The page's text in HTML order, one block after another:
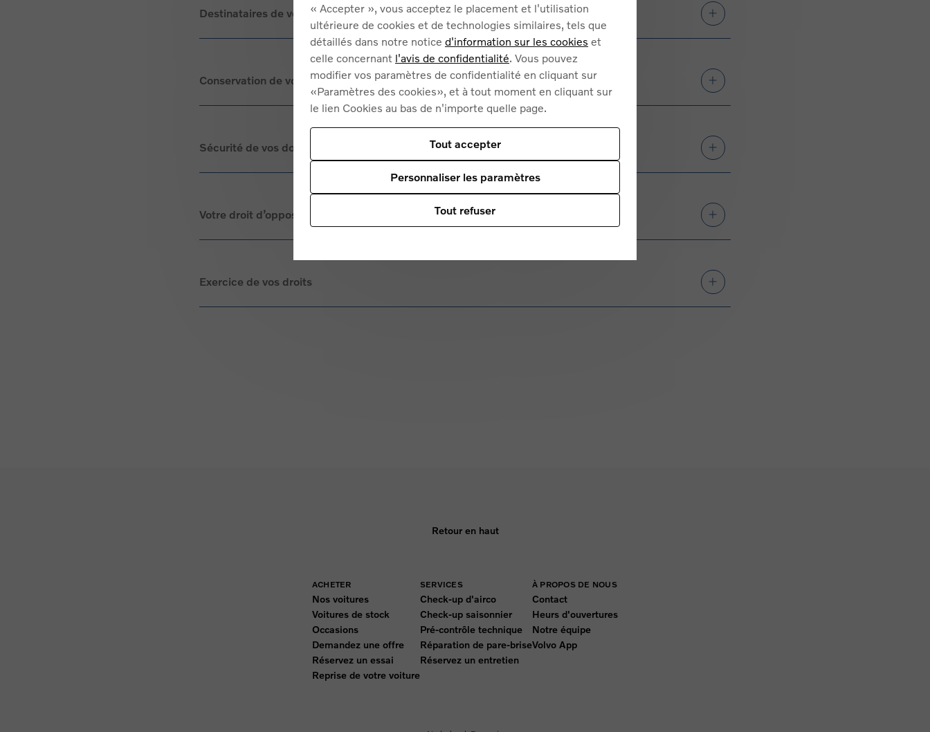
Destinataires de vos données
Conservation de vos données
Sécurité de vos données
Votre droit d’opposition
Exercice de vos droits
Retour en haut
ACHETER
Nos voitures
Voitures de stock
Occasions
Demandez une offre
Réservez un essai
Reprise de votre voiture
SERVICES
Check-up d'airco
Check-up saisonnier
Pré-contrôle technique
Réparation de pare-brise
Réservez un entretien
À PROPOS DE NOUS
Contact
Heurs d'ouvertures
Notre équipe
Volvo App
« Accepter », vous acceptez le placement et l'utilisation
ultérieure de cookies et de technologies similaires, tels que
détaillés dans notre notice d'information sur les cookies et
celle concernant l'avis de confidentialité. Vous pouvez
modifier vos paramètres de confidentialité en cliquant sur
«Paramètres des cookies», et à tout moment en cliquant sur
le lien Cookies au bas de n'importe quelle page.
Tout accepter
Personnaliser les paramètres
Tout refuser